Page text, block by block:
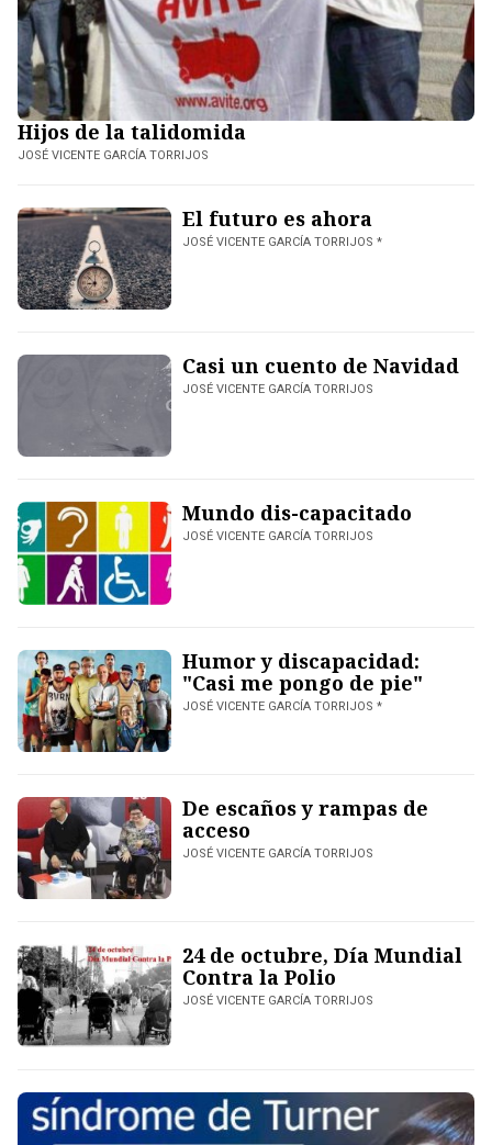
Hijos de la talidomida
JOSÉ VICENTE GARCÍA TORRIJOS
El futuro es ahora
JOSÉ VICENTE GARCÍA TORRIJOS *
Casi un cuento de Navidad
JOSÉ VICENTE GARCÍA TORRIJOS
Mundo dis-capacitado
JOSÉ VICENTE GARCÍA TORRIJOS
Humor y discapacidad:
"Casi me pongo de pie"
JOSÉ VICENTE GARCÍA TORRIJOS *
De escaños y rampas de
acceso
JOSÉ VICENTE GARCÍA TORRIJOS
24 de octubre, Día Mundial
Contra la Polio
JOSÉ VICENTE GARCÍA TORRIJOS